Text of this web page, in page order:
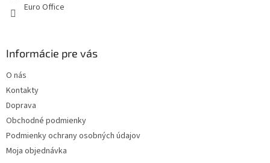
Euro Office
Informácie pre vás
O nás
Kontakty
Doprava
Obchodné podmienky
Podmienky ochrany osobných údajov
Moja objednávka